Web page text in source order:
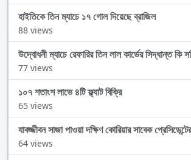
হাইতিকে তিন ম্যাচে ১৭ গোল দিয়েছে ব্রাজিল
88 views
উদ্বোধনী ম্যাচে রেফারির তিন লাল কার্ডের সিদ্ধান্ত কি
77 views
১০৭ শতাংশ লাভে ৪টি ফ্ল্যাট বিক্রি
65 views
যাবজ্জীবন সাজা পাওয়া দক্ষিণ কোরিয়ার সাবেক
64 views